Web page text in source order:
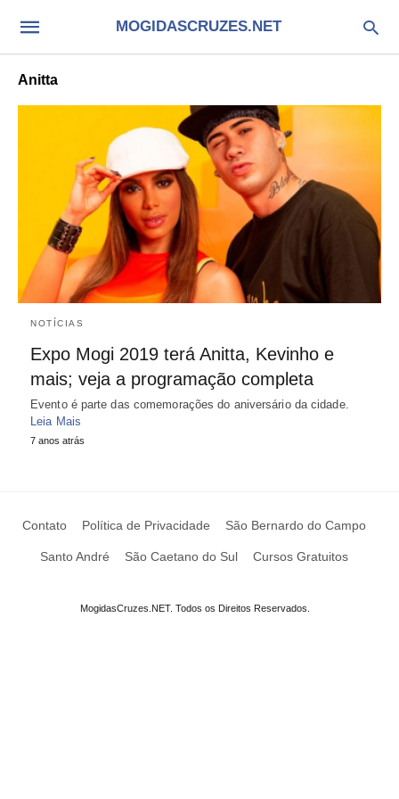
MOGIDASCRUZES.NET
Anitta
NOTÍCIAS
Expo Mogi 2019 terá Anitta, Kevinho e
mais; veja a programação completa
Evento é parte das comemorações do aniversário da cidade.
Leia Mais
7 anos atrás
Contato Política de Privacidade São Bernardo do Campo
Santo André São Caetano do Sul Cursos Gratuitos
MogidasCruzes.NET. Todos os Direitos Reservados.